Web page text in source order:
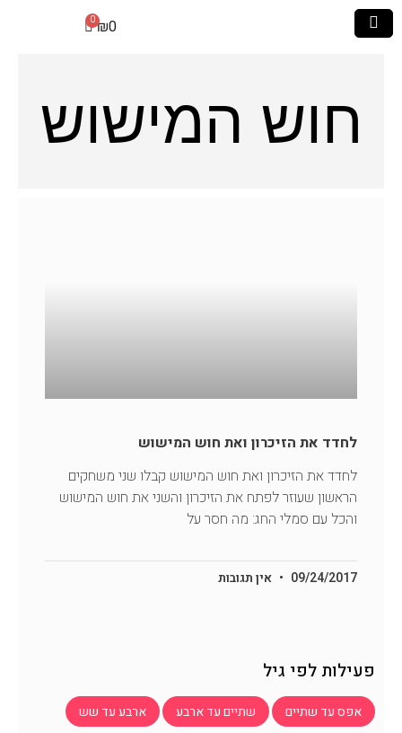
₪0
חוש המישוש
לחדד את הזיכרון ואת חוש המישוש
לחדד את הזיכרון ואת חוש המישוש קבלו שני משחקים
הראשון שעוזר לפתח את הזיכרון והשני את חוש המישוש
והכל עם סמלי החג: מה חסר על
09/24/2017 אין תגובות
פעילות לפי גיל
אפס עד שתיים שתיים עד ארבע ארבע עד שש